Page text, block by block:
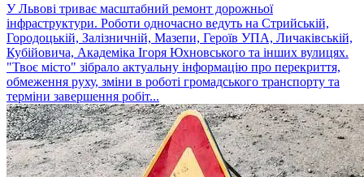
У Львові триває масштабний ремонт дорожньої
інфраструктури. Роботи одночасно ведуть на Стрийській,
Городоцькій, Залізничній, Мазепи, Героїв УПА, Личаківській,
Кубійовича, Академіка Ігоря Юхновського та інших вулицях.
"Твоє місто" зібрало актуальну інформацію про перекриття,
обмеження руху, зміни в роботі громадського транспорту та
терміни завершення робіт...